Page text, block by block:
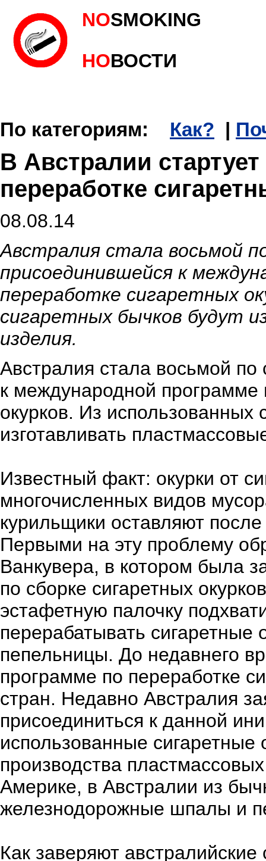
NOSMOKING
НОВОСТИ
По категориям: Как?
В Австралии
переработке
08.08.14
Австралия стала восьмой
присоединившейся к
переработке сигаретных
сигаретных бычков будут
изделия.
Австралия стала восьмой
к международной программе
окурков. Из использованных
изготавливать
Известный факт: окурки от
многочисленных видов
курильщики оставляют
Первыми на эту проблему
Ванкувера, в котором была
по сборке сигаретных
эстафетную палочку
перерабатывать
пепельницы. До недавнего
программе по переработке
стран. Недавно Австралия
присоединиться к данной
использованные сигаретные
производства
Америке, в Австралии из
железнодорожные шпалы и
Как заверяют